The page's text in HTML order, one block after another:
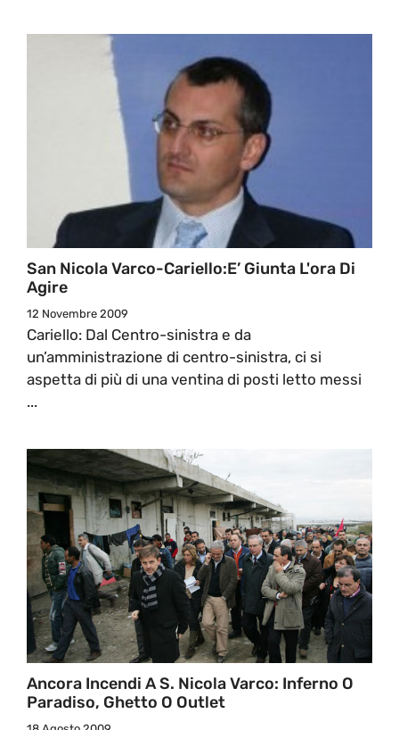
San Nicola Varco-Cariello:E’ Giunta L'ora Di
Agire
12 Novembre 2009
Cariello: Dal Centro-sinistra e da
un’amministrazione di centro-sinistra, ci si
aspetta di più di una ventina di posti letto messi
...
Ancora Incendi A S. Nicola Varco: Inferno O
Paradiso, Ghetto O Outlet